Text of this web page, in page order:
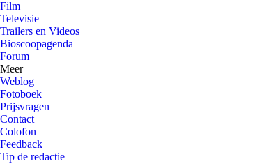
Film
Televisie
Trailers en Videos
Bioscoopagenda
Forum
Meer
Weblog
Fotoboek
Prijsvragen
Contact
Colofon
Feedback
Tip de redactie